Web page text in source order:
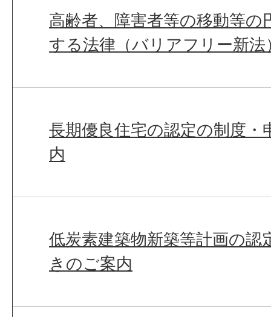
高齢者、障害者等の移動等の
する法律（バリアフリー新法
長期優良住宅の認定の制度・
内
低炭素建築物新築等計画の認
きのご案内